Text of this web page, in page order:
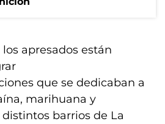
apresados están
que se dedicaban a
marihuana y
barrios de La